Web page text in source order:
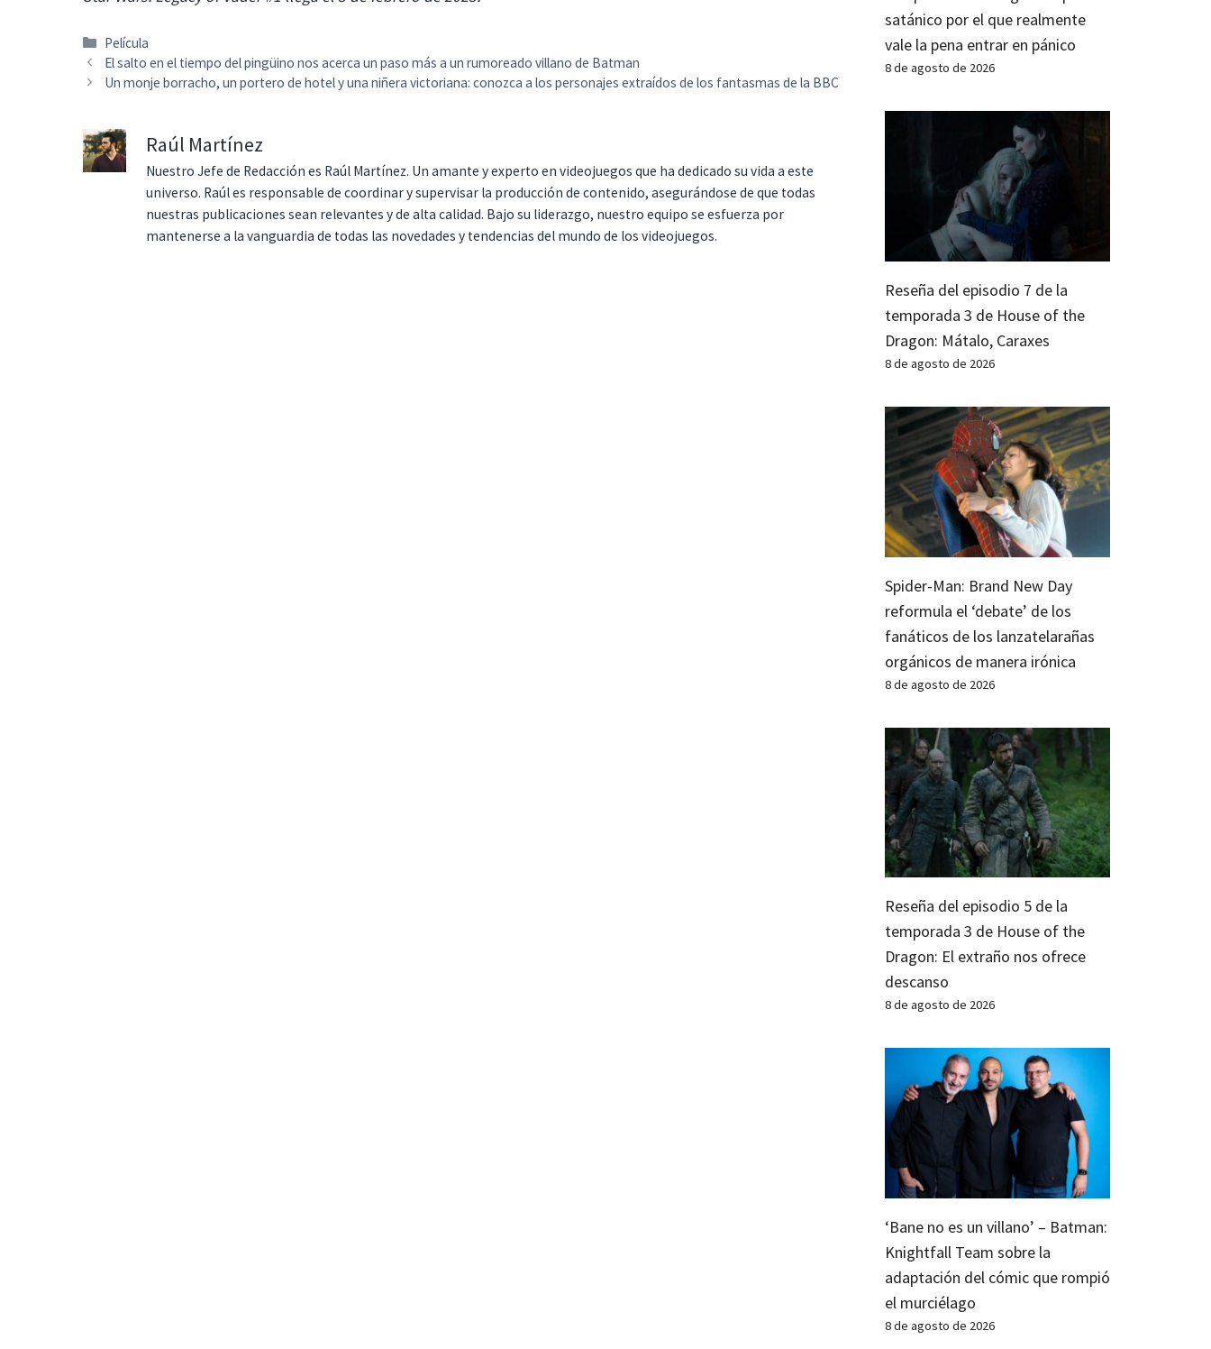
Categorías
Película
El salto en el tiempo del pingüino nos acerca un paso más a un rumoreado villano de Batman
Un monje borracho, un portero de hotel y una niñera victoriana: conozca a los personajes extraídos de los fantasmas de la BBC
Raúl Martínez
Nuestro Jefe de Redacción es Raúl Martínez. Un amante y experto en videojuegos que ha dedicado su vida a este
universo. Raúl es responsable de coordinar y supervisar la producción de contenido, asegurándose de que todas
nuestras publicaciones sean relevantes y de alta calidad. Bajo su liderazgo, nuestro equipo se esfuerza por
mantenerse a la vanguardia de todas las novedades y tendencias del mundo de los videojuegos.
satánico por el que realmente
vale la pena entrar en pánico
8 de agosto de 2026
Reseña del episodio 7 de la
temporada 3 de House of the
Dragon: Mátalo, Caraxes
8 de agosto de 2026
Spider-Man: Brand New Day
reformula el ‘debate’ de los
fanáticos de los lanzatelarañas
orgánicos de manera irónica
8 de agosto de 2026
Reseña del episodio 5 de la
temporada 3 de House of the
Dragon: El extraño nos ofrece
descanso
8 de agosto de 2026
‘Bane no es un villano’ – Batman:
Knightfall Team sobre la
adaptación del cómic que rompió
el murciélago
8 de agosto de 2026